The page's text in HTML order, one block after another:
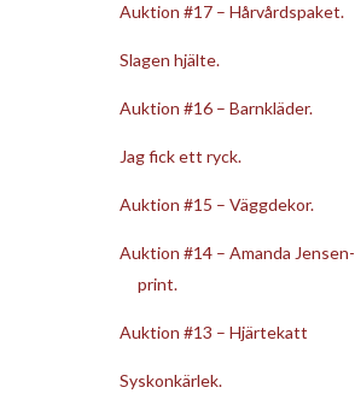
Auktion #17 – Hårvårdspaket.
Slagen hjälte.
Auktion #16 – Barnkläder.
Jag fick ett ryck.
Auktion #15 – Väggdekor.
Auktion #14 – Amanda Jensen-
print.
Auktion #13 – Hjärtekatt
Syskonkärlek.